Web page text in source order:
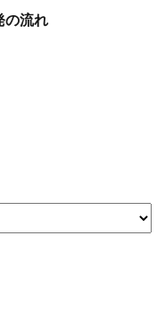
の流れ